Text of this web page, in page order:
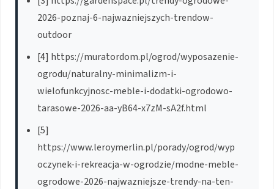
2026-poznaj-6-najwazniejszych-trendow-
outdoor
[4] https://muratordom.pl/ogrod/wyposazenie-
ogrodu/naturalny-minimalizm-i-
wielofunkcyjnosc-meble-i-dodatki-ogrodowo-
tarasowe-2026-aa-yB64-x7zM-sA2f.html
[5]
https://www.leroymerlin.pl/porady/ogrod/wyp
oczynek-i-rekreacja-w-ogrodzie/modne-meble-
ogrodowe-2026-najwazniejsze-trendy-na-ten-